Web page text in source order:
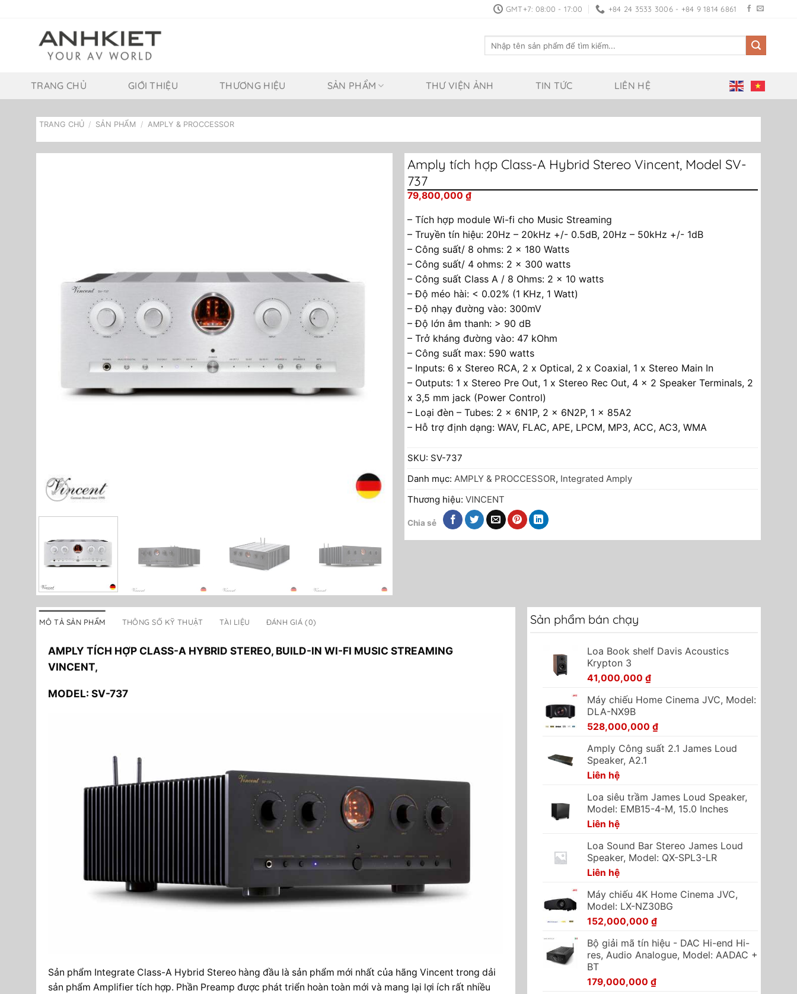
GMT+7: 08:00 - 17:00 +84 24 3533 3006 - +84 9 1814 6861
TRANG CHỦ GIỚI THIỆU THƯƠNG HIỆU SẢN PHẨM THƯ VIỆN ẢNH TIN TỨC LIÊN HỆ
TRANG CHỦ / SẢN PHẨM / AMPLY & PROCCESSOR
Amply tích hợp Class-A Hybrid Stereo Vincent, Model SV-
737
79,800,000 ₫
– Tích hợp module Wi-fi cho Music Streaming
– Truyền tín hiệu: 20Hz – 20kHz +/- 0.5dB, 20Hz – 50kHz +/- 1dB
– Công suất/ 8 ohms: 2 x 180 Watts
– Công suất/ 4 ohms: 2 x 300 watts
– Công suất Class A / 8 Ohms: 2 x 10 watts
– Độ méo hài: < 0.02% (1 KHz, 1 Watt)
– Độ nhạy đường vào: 300mV
– Độ lớn âm thanh: > 90 dB
– Trở kháng đường vào: 47 kOhm
– Công suất max: 590 watts
– Inputs: 6 x Stereo RCA, 2 x Optical, 2 x Coaxial, 1 x Stereo Main In
– Outputs: 1 x Stereo Pre Out, 1 x Stereo Rec Out, 4 x 2 Speaker Terminals, 2
x 3,5 mm jack (Power Control)
– Loại đèn – Tubes: 2 x 6N1P, 2 x 6N2P, 1 x 85A2
– Hỗ trợ định dạng: WAV, FLAC, APE, LPCM, MP3, ACC, AC3, WMA
SKU: SV-737
Danh mục: AMPLY & PROCCESSOR, Integrated Amply
Thương hiệu: VINCENT
Chia sẻ
MÔ TẢ SẢN PHẨM THÔNG SỐ KỸ THUẬT TÀI LIỆU ĐÁNH GIÁ (0)
AMPLY TÍCH HỢP CLASS-A HYBRID STEREO, BUILD-IN WI-FI MUSIC STREAMING
VINCENT,
MODEL: SV-737
Sản phẩm Integrate Class-A Hybrid Stereo hàng đầu là sản phẩm mới nhất của hãng Vincent trong dải
sản phẩm Amplifier tích hợp. Phần Preamp được phát triển hoàn toàn mới và mang lại lợi ích rất nhiều
Sản phẩm bán chạy
Loa Book shelf Davis Acoustics
Krypton 3
41,000,000 ₫
Máy chiếu Home Cinema JVC, Model:
DLA-NX9B
528,000,000 ₫
Amply Công suất 2.1 James Loud
Speaker, A2.1
Liên hệ
Loa siêu trầm James Loud Speaker,
Model: EMB15-4-M, 15.0 Inches
Liên hệ
Loa Sound Bar Stereo James Loud
Speaker, Model: QX-SPL3-LR
Liên hệ
Máy chiếu 4K Home Cinema JVC,
Model: LX-NZ30BG
152,000,000 ₫
Bộ giải mã tín hiệu - DAC Hi-end Hi-
res, Audio Analogue, Model: AADAC +
BT
179,000,000 ₫